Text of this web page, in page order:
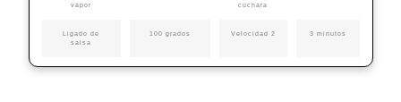
vapor
cuchara
Ligado de
salsa
100 grados Velocidad 2 3 minutos